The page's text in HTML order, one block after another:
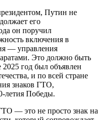
Путин не
его
он поручил
включения в
— управления
Это должно быть
год был объявлен
и по всей стране
знаков ГТО,
летия Победы.
— это не просто знак на